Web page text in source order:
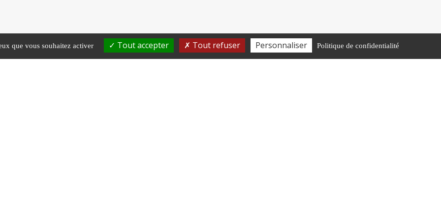
que vous souhaitez activer Tout accepter Tout refuser Personnaliser Politique de confidentialité